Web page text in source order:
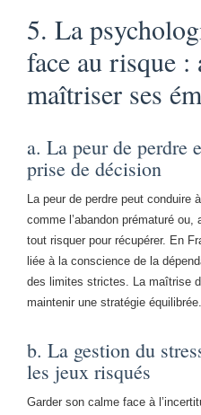
5. La
face au risque :
maîtriser ses
a. La peur de perdre
prise de décision
La peur de perdre peut conduire
comme l’abandon prématuré
tout risquer pour récupérer. En
liée à la conscience de la
des limites strictes. La maîtrise
maintenir une stratégie équilibrée.
b. La gestion du
les jeux risqués
Garder son calme face à